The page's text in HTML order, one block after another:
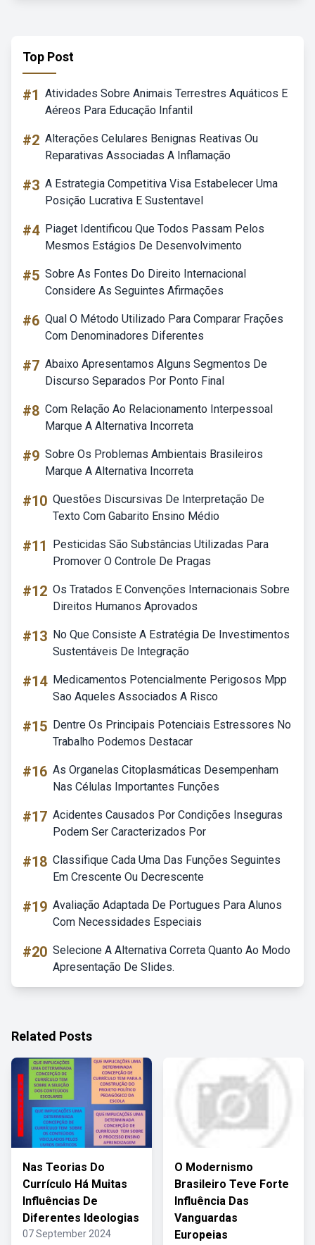
Top Post
#1 Atividades Sobre Animais Terrestres Aquáticos E
Aéreos Para Educação Infantil
#2 Alterações Celulares Benignas Reativas Ou
Reparativas Associadas A Inflamação
#3 A Estrategia Competitiva Visa Estabelecer Uma
Posição Lucrativa E Sustentavel
#4 Piaget Identificou Que Todos Passam Pelos
Mesmos Estágios De Desenvolvimento
#5 Sobre As Fontes Do Direito Internacional
Considere As Seguintes Afirmações
#6 Qual O Método Utilizado Para Comparar Frações
Com Denominadores Diferentes
#7 Abaixo Apresentamos Alguns Segmentos De
Discurso Separados Por Ponto Final
#8 Com Relação Ao Relacionamento Interpessoal
Marque A Alternativa Incorreta
#9 Sobre Os Problemas Ambientais Brasileiros
Marque A Alternativa Incorreta
#10 Questões Discursivas De Interpretação De
Texto Com Gabarito Ensino Médio
#11
Pesticidas São Substâncias Utilizadas Para
Promover O Controle De Pragas
#12 Os Tratados E Convenções Internacionais Sobre
Direitos Humanos Aprovados
#13 No Que Consiste A Estratégia De Investimentos
Sustentáveis De Integração
#14 Medicamentos Potencialmente Perigosos Mpp
Sao Aqueles Associados A Risco
#15 Dentre Os Principais Potenciais Estressores No
Trabalho Podemos Destacar
#16 As Organelas Citoplasmáticas Desempenham
Nas Células Importantes Funções
#17 Acidentes Causados Por Condições Inseguras
Podem Ser Caracterizados Por
#18 Classifique Cada Uma Das Funções Seguintes
Em Crescente Ou Decrescente
#19 Avaliação Adaptada De Portugues Para Alunos
Com Necessidades Especiais
#20 Selecione A Alternativa Correta Quanto Ao Modo
Apresentação De Slides.
Related Posts
Nas Teorias Do
Currículo Há Muitas
Influências De
Diferentes Ideologias
07 September 2024
O Modernismo
Brasileiro Teve Forte
Influência Das
Vanguardas
Europeias